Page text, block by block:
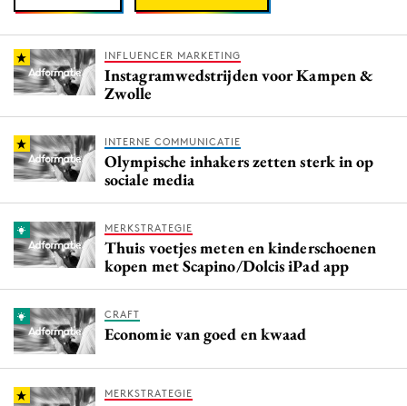
INFLUENCER MARKETING
Instagramwedstrijden voor Kampen &
Zwolle
INTERNE COMMUNICATIE
Olympische inhakers zetten sterk in op
sociale media
MERKSTRATEGIE
Thuis voetjes meten en kinderschoenen
kopen met Scapino/Dolcis iPad app
CRAFT
Economie van goed en kwaad
MERKSTRATEGIE